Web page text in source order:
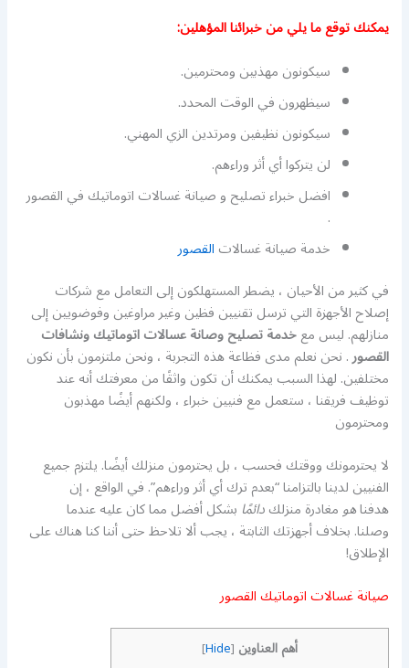
يمكنك توقع ما يلي من خبرائنا المؤهلين:
سيكونون مهذبين ومحترمين.
سيظهرون في الوقت المحدد.
سيكونون نظيفين ومرتدين الزي المهني.
لن يتركوا أي أثر وراءهم.
افضل خبراء تصليح و صيانة غسالات اتوماتيك في القصور
.
خدمة صيانة غسالاتالقصور
في كثير من الأحيان ، يضطر المستهلكون إلى التعامل مع شركات
إصلاح الأجهزة التي ترسل تقنيين فظين وغير مراوغين وفوضويين إلى
منازلهم. ليس معخدمة تصليح وصانة عسالات اتوماتيك ونشافات
القصور. نحن نعلم مدى فظاعة هذه التجربة ، ونحن ملتزمون بأن نكون
مختلفين. لهذا السبب يمكنك أن تكون واثقًا من معرفتك أنه عند
توظيف فريقنا ، ستعمل مع فنيين خبراء ، ولكنهم أيضًا مهذبون
ومحترمون
لا يحترمونك ووقتك فحسب ، بل يحترمون منزلك أيضًا. يلتزم جميع
الفنيين لدينا بالتزامنا “بعدم ترك أي أثر وراءهم”. في الواقع ، إن
هدفناهومغادرة منزلكدائمًا بشكل أفضل مما كان عليه عندما
وصلنا. بخلاف أجهزتك الثابتة ، يجب ألا تلاحظ حتى أننا كنا هناك على
الإطلاق!
صيانة غسالات اتوماتيك القصور
أهم العناوين [
Hide
]